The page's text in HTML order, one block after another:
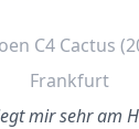
C4 Cactus
Frankfurt
mir sehr am